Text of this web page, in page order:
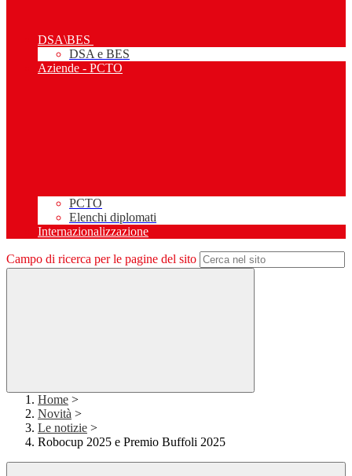
DSA\BES
DSA e BES
Aziende - PCTO
PCTO
Elenchi diplomati
Internazionalizzazione
Campo di ricerca per le pagine del sito
Home >
Novità >
Le notizie >
Robocup 2025 e Premio Buffoli 2025